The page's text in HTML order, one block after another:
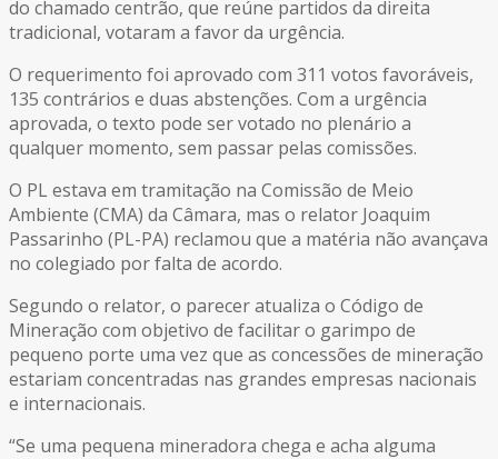
do chamado centrão, que reúne partidos da direita
tradicional, votaram a favor da urgência.
O requerimento foi aprovado com 311 votos favoráveis,
135 contrários e duas abstenções. Com a urgência
aprovada, o texto pode ser votado no plenário a
qualquer momento, sem passar pelas comissões.
O PL estava em tramitação na Comissão de Meio
Ambiente (CMA) da Câmara, mas o relator Joaquim
Passarinho (PL-PA) reclamou que a matéria não avançava
no colegiado por falta de acordo.
Segundo o relator, o parecer atualiza o Código de
Mineração com objetivo de facilitar o garimpo de
pequeno porte uma vez que as concessões de mineração
estariam concentradas nas grandes empresas nacionais
e internacionais.
“Se uma pequena mineradora chega e acha alguma